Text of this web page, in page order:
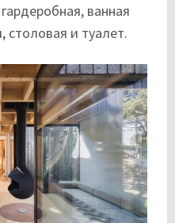
ванная
столовая и туалет.